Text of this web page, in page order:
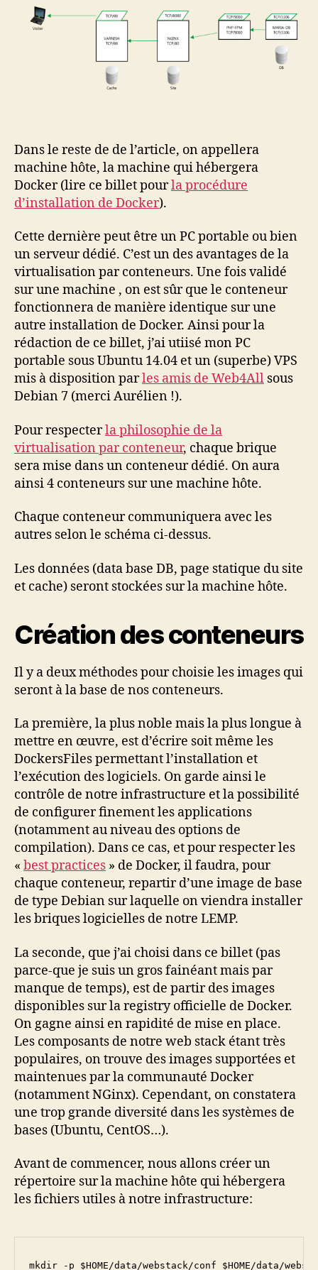
Dans le reste de de l’article, on appellera
machine hôte, la machine qui hébergera
Docker (lire ce billet pourla procédure
d’installation de Docker).
Cette dernière peut être un PC portable ou bien
un serveur dédié. C’est un des avantages de la
virtualisation par conteneurs. Une fois validé
sur une machine , on est sûr que le conteneur
fonctionnera de manière identique sur une
autre installation de Docker. Ainsi pour la
rédaction de ce billet, j’ai utiisé mon PC
portable sous Ubuntu 14.04 et un (superbe) VPS
mis à disposition parles amis de Web4All sous
Debian 7 (merci Aurélien !).
Pour respecterla philosophie de la
virtualisation par conteneur, chaque brique
sera mise dans un conteneur dédié. On aura
ainsi 4 conteneurs sur une machine hôte.
Chaque conteneur communiquera avec les
autres selon le schéma ci-dessus.
Les données (data base DB, page statique du site
et cache) seront stockées sur la machine hôte.
Création des conteneurs
Il y a deux méthodes pour choisie les images qui
seront à la base de nos conteneurs.
La première, la plus noble mais la plus longue à
mettre en œuvre, est d’écrire soit même les
DockersFiles permettant l’installation et
l’exécution des logiciels. On garde ainsi le
contrôle de notre infrastructure et la possibilité
de configurer finement les applications
(notamment au niveau des options de
compilation). Dans ce cas, et pour respecter les
« best practices » de Docker, il faudra, pour
chaque conteneur, repartir d’une image de base
de type Debian sur laquelle on viendra installer
les briques logicielles de notre LEMP.
La seconde, que j’ai choisi dans ce billet (pas
parce-que je suis un gros fainéant mais par
manque de temps), est de partir des images
disponibles sur la registry officielle de Docker.
On gagne ainsi en rapidité de mise en place.
Les composants de notre web stack étant très
populaires, on trouve des images supportées et
maintenues par la communauté Docker
(notamment NGinx). Cependant, on constatera
une trop grande diversité dans les systèmes de
bases (Ubuntu, CentOS…).
Avant de commencer, nous allons créer un
répertoire sur la machine hôte qui hébergera
les fichiers utiles à notre infrastructure:
mkdir -p $HOME/data/webstack/conf $HOME/data/